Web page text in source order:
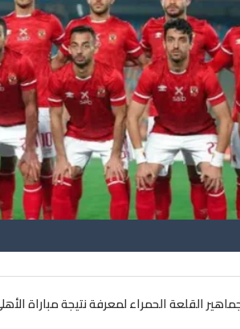
القلعة الحمراء لمعرفة نتيجة مباراة